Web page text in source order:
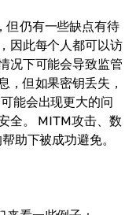
但仍有一些缺点有待
因此每个人都可以访
况下可能会导致监管
，但如果密钥丢失，
能会出现更大的问
全。 MITM攻击、数
助下被成功避免。